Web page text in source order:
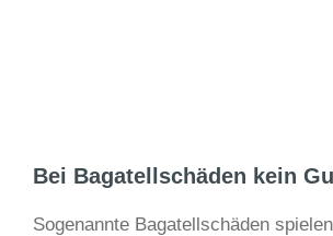
Bei Bagatellschäden kein
Sogenannte Bagatellschäden